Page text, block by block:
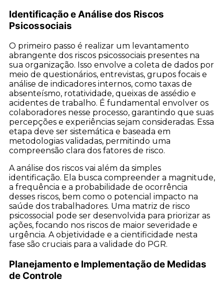
Identificação e Análise dos Riscos
Psicossociais
O primeiro passo é realizar um levantamento
abrangente dos riscos psicossociais presentes na
sua organização. Isso envolve a coleta de dados por
meio de questionários, entrevistas, grupos focais e
análise de indicadores internos, como taxas de
absenteísmo, rotatividade, queixas de assédio e
acidentes de trabalho. É fundamental envolver os
colaboradores nesse processo, garantindo que suas
percepções e experiências sejam consideradas. Essa
etapa deve ser sistemática e baseada em
metodologias validadas, permitindo uma
compreensão clara dos fatores de risco.
A análise dos riscos vai além da simples
identificação. Ela busca compreender a magnitude,
a frequência e a probabilidade de ocorrência
desses riscos, bem como o potencial impacto na
saúde dos trabalhadores. Uma matriz de risco
psicossocial pode ser desenvolvida para priorizar as
ações, focando nos riscos de maior severidade e
urgência. A objetividade e a cientificidade nesta
fase são cruciais para a validade do PGR.
Planejamento e Implementação de Medidas
de Controle